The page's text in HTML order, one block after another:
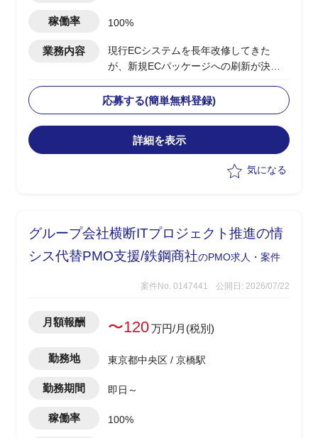
稼働率 100%
業務内容
現行ECシステムを長年改修してきた
が、新規ECパッケージへの刷新が決定
・7月より要件定義工程を推進し、12月
にPoC開始を予定
・業務要件の取りまとめ、現行業務とパ
ッケージ標準機能とのギャップ整理
応募する(簡単無料登録)
詳細を表示
気になる
グループ会社横断ITプロジェクト推進の情
シス代替PMO支援/鉄鋼商社のPMO求人・案件
案件No. 0147441 公開日: 2026/07/22
月額報酬 〜120万円/月(税別)
勤務地 東京都中央区 / 京橋駅
勤務期間 即日～
稼働率 100%